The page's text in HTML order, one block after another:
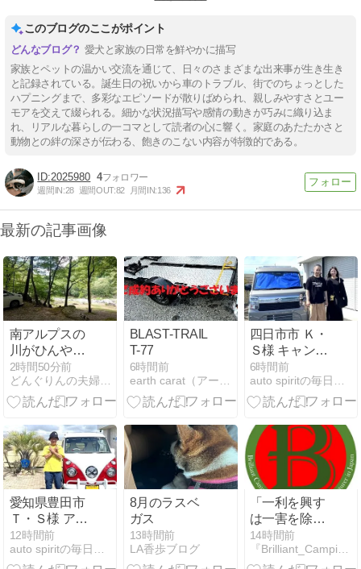
このブログのここがポイント
愛犬と家族の日常を鮮やかに描写
家族とペットの温かい交流を通じて、日々のさまざまな出来事が生き生き
と記録されている。誕生日の祝いから車のトラブル、街でのちょっとした
ハプニングまで、多彩なエピソードが散りばめられ、親しみやすさとユー
モアを交えて綴られる。細かな状況描写や感情の動きが巧みに織り込ま
れ、リアルな暮らしの一コマとして読者の心に響く。家庭のあたたかさと
動物との絆の深さが伝わる、飽きのこない内容が特徴的である。
2025980 4
週間IN:28 週間OUT:82 月間IN:136
最新の記事画像
南アルプスの
川がひんやり
気持ちいい、
北杜市のキャ
ンプ場
2時間50分前
どんぐりんの夫婦で日本あっちこち
BLAST-TRAIL
T-77
6時間前
earth carat（アース カラット）
四日市市 Ｋ・
Ｓ様 キャンピ
ングカーSpirit
Earthのご来店
納車有難うご
6時間前
auto spiritの毎日コツコツ日記
愛知県豊田市
Ｔ・Ｓ様 アー
リーのご来店
納車有難うご
12時間前
auto spiritの毎日コツコツ日記
8月のラスベ
ガス
13時間前
LA香歩ブログ
「一利を興す
は一害を除く
に如かず」‼️っ
てことだわ
14時間前
『Brilliant_Camping_LOG』